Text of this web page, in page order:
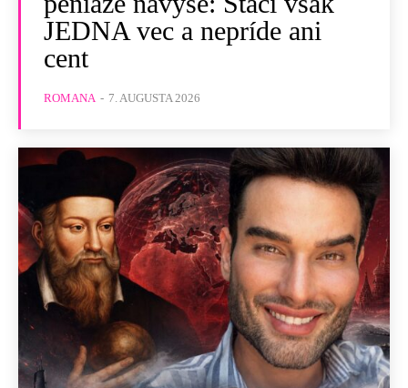
JEDNA vec a nepríde ani
cent
ROMANA - 7. AUGUSTA 2026